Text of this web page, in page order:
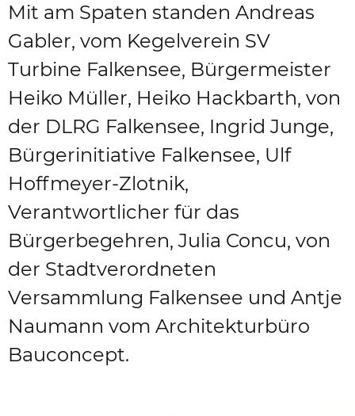
Mit am Spaten standen Andreas
Gabler, vom Kegelverein SV
Turbine Falkensee, Bürgermeister
Heiko Müller, Heiko Hackbarth, von
der DLRG Falkensee, Ingrid Junge,
Bürgerinitiative Falkensee, Ulf
Hoffmeyer-Zlotnik,
Verantwortlicher für das
Bürgerbegehren, Julia Concu, von
der Stadtverordneten
Versammlung Falkensee und Antje
Naumann vom Architekturbüro
Bauconcept.